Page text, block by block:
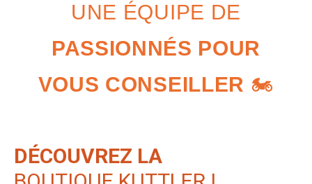
UNE ÉQUIPE DE
PASSIONNÉS POUR
VOUS CONSEILLER 🏍️
DÉCOUVREZ LA